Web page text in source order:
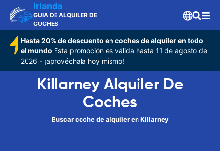
Irlanda
GUIA DE ALQUILER DE
COCHES
Hasta 20% de descuento en coches de alquiler en todo
el mundo Esta promoción es válida hasta 11 de agosto de
2026 - ¡aprovéchala hoy mismo!
Killarney Alquiler De
Coches
Buscar coche de alquiler en Killarney